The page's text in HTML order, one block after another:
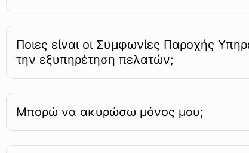
Ποιες είναι οι Συμφωνίες Παροχής
την εξυπηρέτηση πελατών;
Μπορώ να ακυρώσω μόνος μου;